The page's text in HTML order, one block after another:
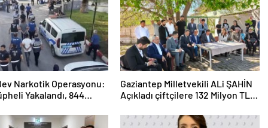
Narkotik Operasyonu:
Yakalandı, 844
Gaziantep Milletvekili ALi ŞAHİN
Açıkladı çiftçilere 132 Milyon TL